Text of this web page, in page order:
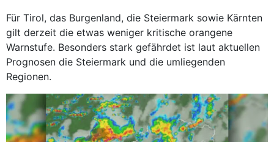
Für Tirol, das Burgenland, die Steiermark sowie Kärnten
gilt derzeit die etwas weniger kritische orangene
Warnstufe. Besonders stark gefährdet ist laut aktuellen
Prognosen die Steiermark und die umliegenden
Regionen.